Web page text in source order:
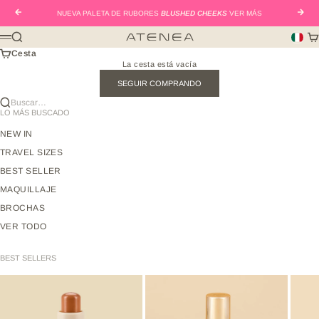
Anterior
NUEVA PALETA DE RUBORES BLUSHED CHEEKS VER MÁS
Atenea Beauty mx
Menú
Buscar
Cesta
La cesta está vacía
SEGUIR COMPRANDO
Buscar…
LO MÁS BUSCADO
NEW IN
TRAVEL SIZES
BEST SELLER
MAQUILLAJE
BROCHAS
VER TODO
BEST SELLERS